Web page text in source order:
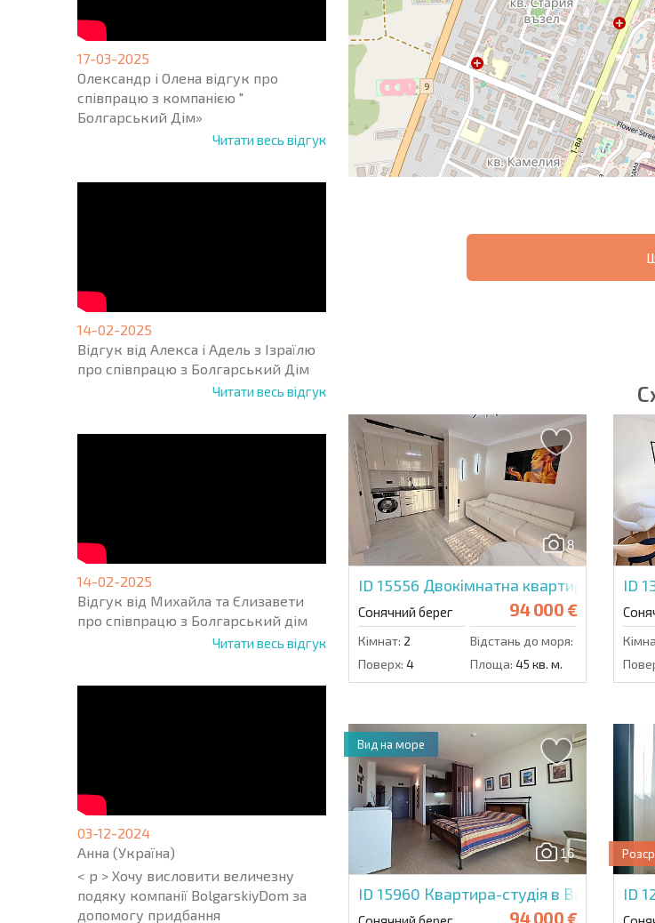
17-03-2025
Олександр і Олена відгук про
співпрацю з компанією "
Болгарський Дім»
Читати весь відгук
14-02-2025
Відгук від Алекса і Адель з Ізраїлю
про співпрацю з Болгарський Дім
Читати весь відгук
14-02-2025
Відгук від Михайла та Єлизавети
про співпрацю з Болгарський дім
Читати весь відгук
03-12-2024
Анна (Україна)
< p > Хочу висловити величезну
подяку компанії BolgarskiyDom за
допомогу придбання
* Поля обов'язкові для заповнення
8
ID 15556 Двокімнатна квартира у Віп
Сонячний берег 94 000 €
Кімнат: 2 Відстань до моря:
Поверх: 4 Площа: 45 кв. м.
ID
16
ID 15960 Квартира-студія в Вавилон
94 000 €
Вид на море
ID